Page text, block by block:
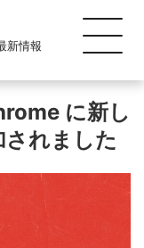
新情報
に新し
れました